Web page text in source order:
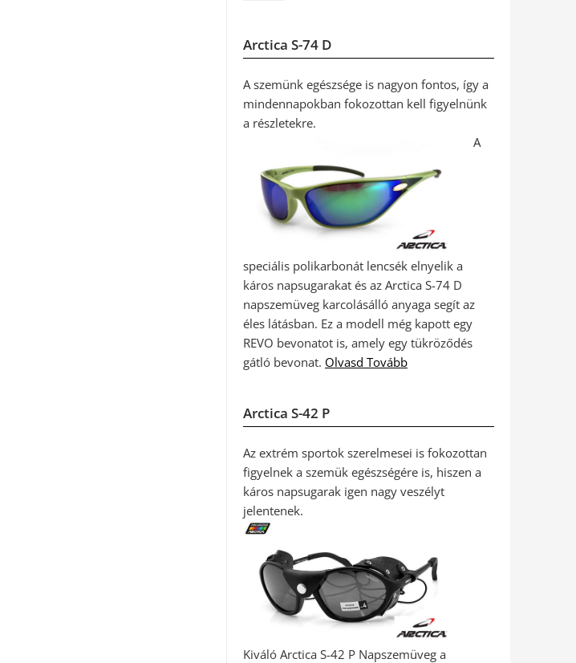
Arctica S-74 D
A szemünk egészsége is nagyon fontos, így a
mindennapokban fokozottan kell figyelnünk
a részletekre.
A
speciális polikarbonát lencsék elnyelik a
káros napsugarakat és az Arctica S-74 D
napszemüveg karcolásálló anyaga segít az
éles látásban. Ez a modell még kapott egy
REVO bevonatot is, amely egy tükröződés
gátló bevonat. Olvasd Tovább
Arctica S-42 P
Az extrém sportok szerelmesei is fokozottan
figyelnek a szemük egészségére is, hiszen a
káros napsugarak igen nagy veszélyt
jelentenek.
Kiváló Arctica S-42 P Napszemüveg a